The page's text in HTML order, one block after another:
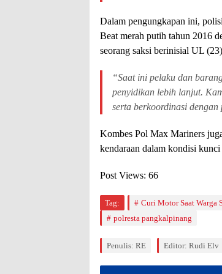
Dalam pengungkapan ini,
Beat merah putih tahun 2016
seorang saksi berinisial UL
“Saat ini pelaku dan
penyidikan lebih lanjut.
serta berkoordinasi
Kombes Pol Max Mariners
kendaraan dalam kondisi
Post Views: 66
Tag: Curi Motor Saat Warga
polresta pangkalpinang
Penulis: RE Editor: Rudi Elv